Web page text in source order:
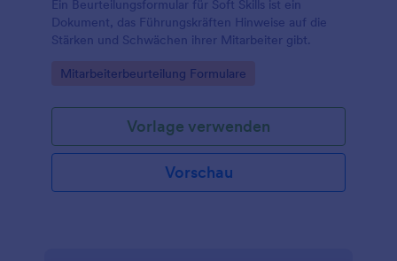
Ein Beurteilungsformular für Soft Skills ist ein
Dokument, das Führungskräften Hinweise auf die
Stärken und Schwächen ihrer Mitarbeiter gibt.
Go to Category:
Mitarbeiterbeurteilung Formulare
Vorlage verwenden
Vorschau